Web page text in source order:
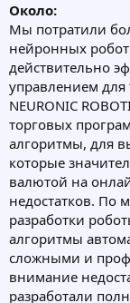
Около:
Мы потратили
нейронных
действительно
управлением
NEURONIC
торговых
алгоритмы, для
которые
валютой на
недостатков. По
разработки
алгоритмы
сложными и
внимание
разработали